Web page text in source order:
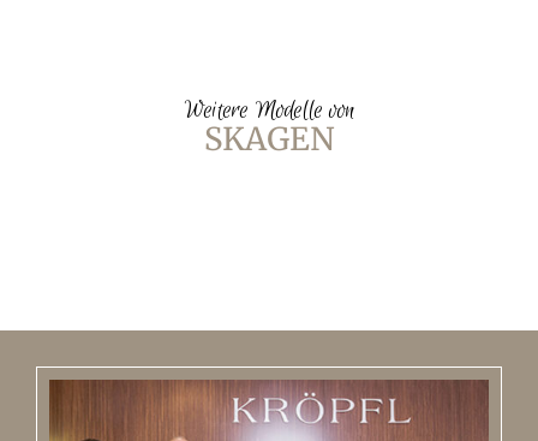
Weitere Modelle von
SKAGEN